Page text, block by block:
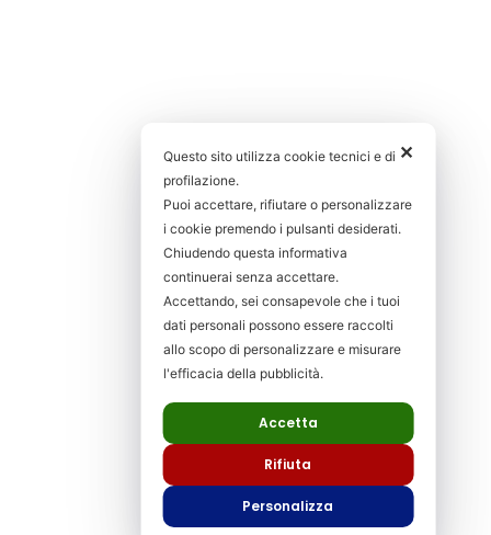
✕
Questo sito utilizza cookie tecnici e di
profilazione.
Puoi accettare, rifiutare o personalizzare
i cookie premendo i pulsanti desiderati.
Chiudendo questa informativa
continuerai senza accettare.
Accettando, sei consapevole che i tuoi
dati personali possono essere raccolti
allo scopo di personalizzare e misurare
l'efficacia della pubblicità.
Accetta
Rifiuta
Personalizza